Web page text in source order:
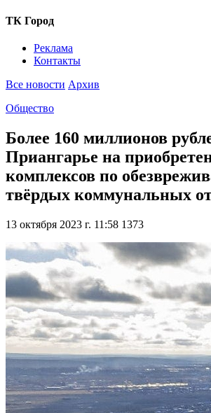
ТК Город
Реклама
Контакты
Все новости Архив
Общество
Более 160 миллионов
Приангарье на
комплексов по
твёрдых коммунальных
13 октября 2023 г. 11:58 1373